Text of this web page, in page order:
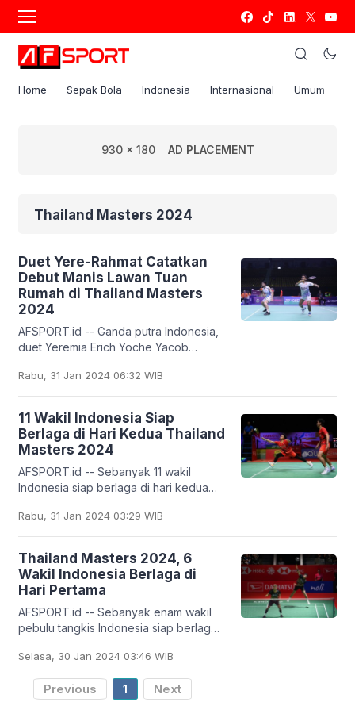
Home Sepak Bola Indonesia Internasional Umum
930 x 180 AD PLACEMENT
Thailand Masters 2024
Duet Yere-Rahmat Catatkan
Debut Manis Lawan Tuan
Rumah di Thailand Masters
2024
AFSPORT.id -- Ganda putra Indonesia,
duet Yeremia Erich Yoche Yacob
mencatatkan debut manis dengan
meraih kemenangan di babak
Rabu, 31 Jan 2024 06:32 WIB
11 Wakil Indonesia Siap
Berlaga di Hari Kedua Thailand
Masters 2024
AFSPORT.id -- Sebanyak 11 wakil
Indonesia siap berlaga di hari kedua
2024, pada Rabu (31/1/2024) hari ini.
Dari
Rabu, 31 Jan 2024 03:29 WIB
Thailand Masters 2024, 6
Wakil Indonesia Berlaga di
Hari Pertama
AFSPORT.id -- Sebanyak enam wakil
pebulu tangkis Indonesia siap berlaga
tangkis Thailand Masters 2024, pada
Selasa (30/1/2024)
Selasa, 30 Jan 2024 03:46 WIB
Previous 1 Next